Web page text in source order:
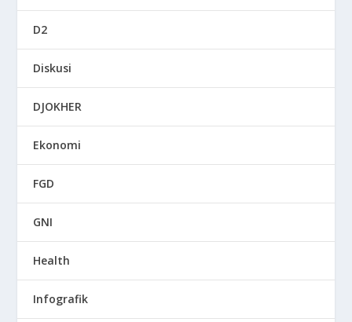
D2
Diskusi
DJOKHER
Ekonomi
FGD
GNI
Health
Infografik